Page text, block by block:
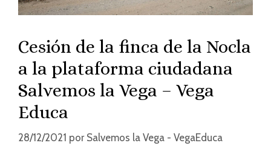
Cesión de la finca de la Nocla
a la plataforma ciudadana
Salvemos la Vega – Vega
Educa
28/12/2021 por Salvemos la Vega - VegaEduca